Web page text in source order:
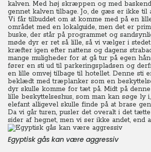
kalven. Med høj skræppen og med
gennet kalven tilbage. Jo, de gæs er ikke til
Vi får tilbuddet om at komme med på en
området med en lokalguide, men det er
buske, der står på programmet og
møde dyr er ret så lille, så vi vælger i
kræfter igen efter nattens og dagens
mange muligheder for at gå tur på egen
fører en sti ud til parkeringspladsen og
en lille omvej tilbage til hotellet. Denne sti
beklædt med træplanker som en
dyr skulle komme for tæt på. Midt på
lille beskyttelseshus, som man kan søge ly
elefant alligevel skulle finde på at brase
Da vi går turen, pusler det overalt i det
sider af hegnet, men vi ser ikke andet, end
Egyptisk gås kan være aggressiv